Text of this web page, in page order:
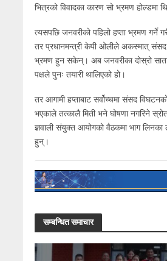
भित्रको विवादका कारण सो भ्रमण होल्डमा
त्यसपछि जनवरीको पहिलो हप्ता भ्रमण गर्ने
तर प्रधानमन्त्री केपी ओलीले अकस्मात् संसद
भ्रमण हुन सकेन्। अब जनवरीका दोस्रो
पक्षले पुनः तयारी थालिएको हो।
तर आगामी हप्ताबाट सर्वोच्चमा संसद
भएकाले तत्कालै मिती भने घोषणा नगरिने
ज्ञवाली संयुक्त आयोगको वैठकमा भाग लिनका
हुन्।
सम्बन्धित समाचार